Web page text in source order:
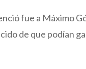
fue a Máximo
de que podían